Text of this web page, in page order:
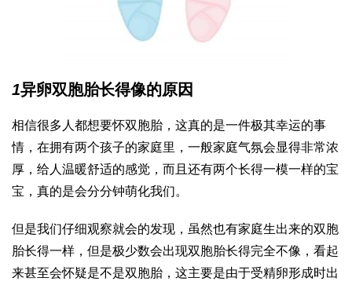
1异卵双胞胎长得像的原因
相信很多人都想要怀双胞胎，这真的是一件极其幸运的事
情，在拥有两个孩子的家庭里，一般家庭气氛会显得非常浓
厚，给人温暖舒适的感觉，而且还有两个长得一模一样的宝
宝，真的是会分分钟萌化我们。
但是我们仔细观察就会的发现，虽然也有家庭生出来的双胞
胎长得一样，但是极少数会出现双胞胎长得完全不像，看起
来甚至会怀疑是不是双胞胎，这主要是由于受精卵形成时出